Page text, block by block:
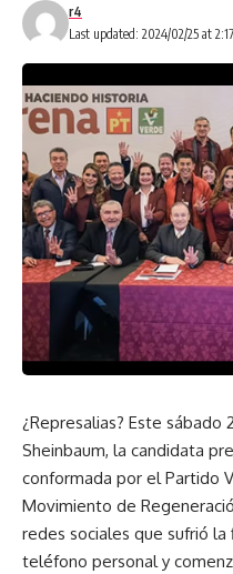
Last updated: 2024/02/25 at
r4
¿Represalias? Este sábado
Sheinbaum, la candidata
conformada por el Partido
Movimiento de
redes sociales que sufrió
teléfono personal y